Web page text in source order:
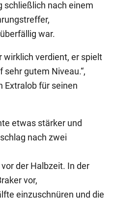
schließlich nach einem
war.
wirklich verdient, er spielt
gutem Niveau.“,
Extralob für seinen
etwas stärker und
nach zwei
der Halbzeit. In der
vor,
einzuschnüren und die